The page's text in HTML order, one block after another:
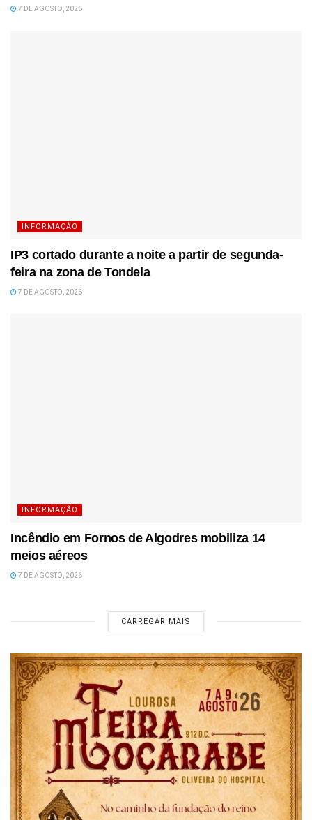
7 DE AGOSTO, 2026
INFORMAÇÃO
IP3 cortado durante a noite a partir de segunda-
feira na zona de Tondela
7 DE AGOSTO, 2026
INFORMAÇÃO
Incêndio em Fornos de Algodres mobiliza 14
meios aéreos
7 DE AGOSTO, 2026
CARREGAR MAIS